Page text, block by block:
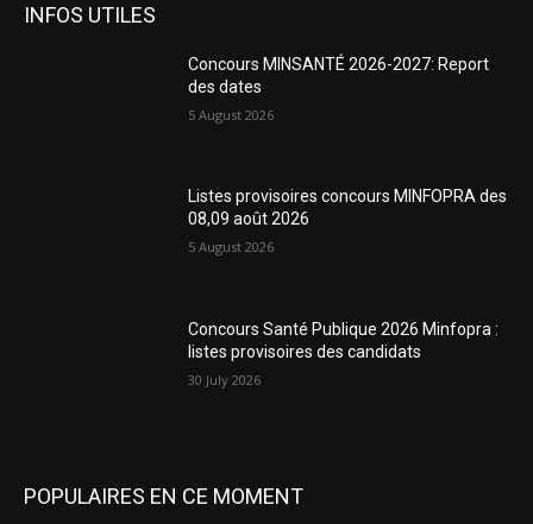
INFOS UTILES
Concours MINSANTÉ 2026-2027: Report
des dates
5 August 2026
Listes provisoires concours MINFOPRA des
08,09 août 2026
5 August 2026
Concours Santé Publique 2026 Minfopra :
listes provisoires des candidats
30 July 2026
POPULAIRES EN CE MOMENT